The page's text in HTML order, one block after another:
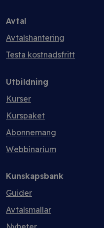
Avtal
Avtalshantering
Testa kostnadsfritt
Utbildning
Kurser
Kurspaket
Abonnemang
Webbinarium
Kunskapsbank
Guider
Avtalsmallar